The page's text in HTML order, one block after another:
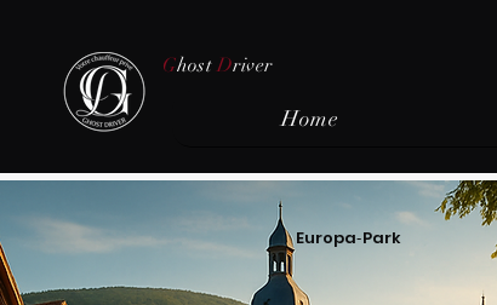
Ghost Driver
Home
Europa‑Park